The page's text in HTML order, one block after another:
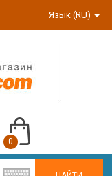
Язык (RU)
0